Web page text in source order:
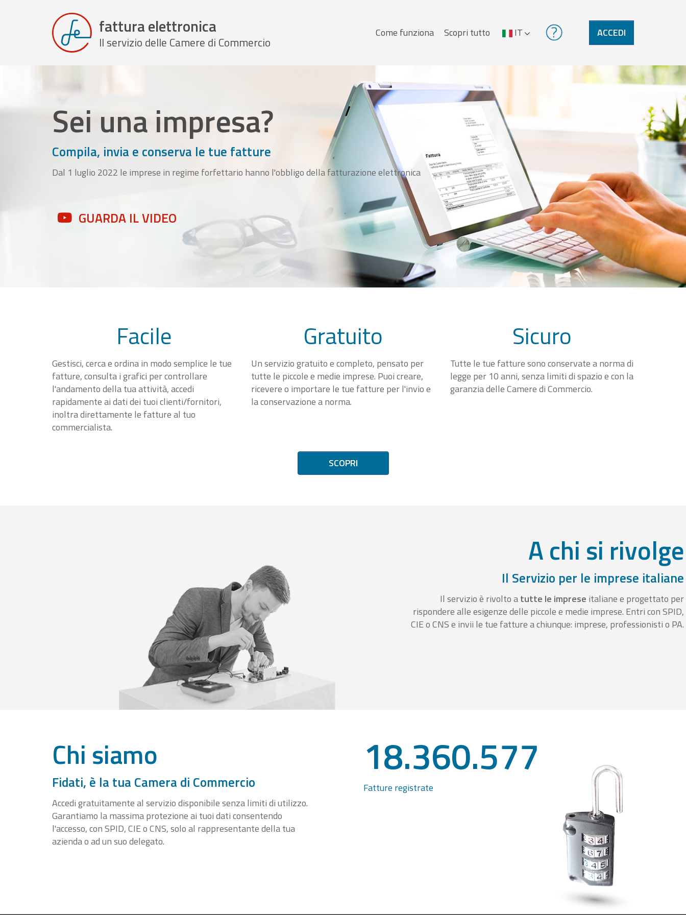
fattura elettronica
Il servizio delle Camere di Commercio Menu
Come funziona Scopri tutto IT ACCEDI
Sei una impresa?
Compila, invia e conserva le tue fatture
Dal 1 luglio 2022 le imprese in regime forfettario hanno l'obbligo della fatturazione elettronica
GUARDA IL VIDEO
Facile
Gestisci, cerca e ordina in modo semplice le tue
fatture, consulta i grafici per controllare
l'andamento della tua attività, accedi
rapidamente ai dati dei tuoi clienti/fornitori,
inoltra direttamente le fatture al tuo
commercialista.
Gratuito
Un servizio gratuito e completo, pensato per
tutte le piccole e medie imprese. Puoi creare,
ricevere o importare le tue fatture per l'invio e
la conservazione a norma.
Sicuro
Tutte le tue fatture sono conservate a norma di
legge per 10 anni, senza limiti di spazio e con la
garanzia delle Camere di Commercio.
SCOPRI
A chi si rivolge
Il Servizio per le imprese italiane
Il servizio è rivolto atutte le imprese italiane e progettato per
rispondere alle esigenze delle piccole e medie imprese. Entri con SPID,
CIE o CNS e invii le tue fatture a chiunque: imprese, professionisti o PA.
Chi siamo
Fidati, è la tua Camera di Commercio
Accedi gratuitamente al servizio disponibile senza limiti di utilizzo.
Garantiamo la massima protezione ai tuoi dati consentendo
l'accesso, con SPID, CIE o CNS, solo al rappresentante della tua
azienda o ad un suo delegato.
18.360.577
Fatture registrate